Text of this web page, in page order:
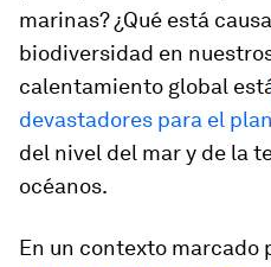
marinas? ¿Qué está
biodiversidad en
calentamiento global
devastadores para el
del nivel del mar y de la
océanos.
En un contexto marcado